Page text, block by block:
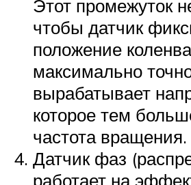
Этот промежуток
чтобы датчик
положение
максимально
вырабатывает
которое тем
частота вращения.
Датчик фаз
работает на